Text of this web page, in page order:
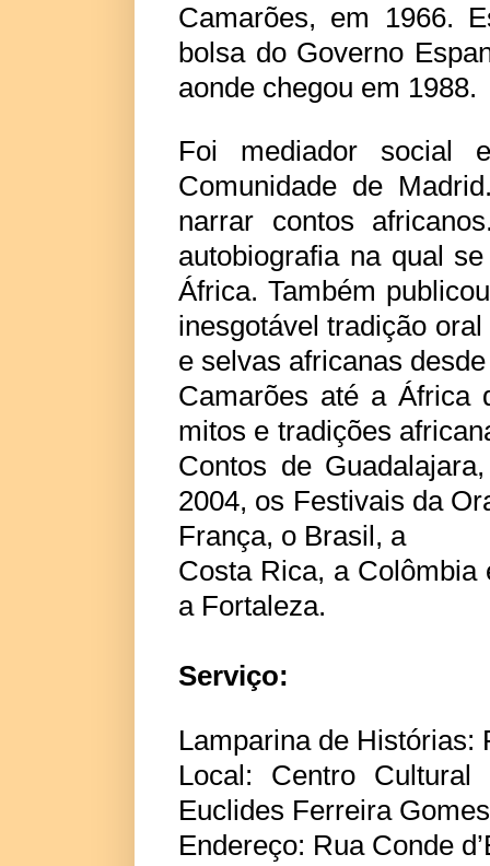
Camarões, em 1966.
bolsa do Governo
aonde chegou em 1988.
Foi mediador social
Comunidade de
narrar contos
autobiografia na qual
África. Também
inesgotável tradição
e selvas africanas
Camarões até a África
mitos e tradições
Contos de
2004, os Festivais da
França, o Brasil, a
Costa Rica, a Colômbia
a Fortaleza.
Serviço:
Lamparina de Histórias:
Local: Centro
Euclides Ferreira
Endereço: Rua Conde